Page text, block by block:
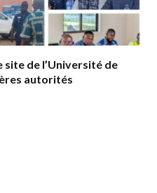
site de l’Université de
autorités